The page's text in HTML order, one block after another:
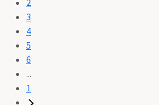
3
4
5
6
...
1